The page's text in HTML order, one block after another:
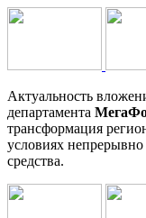
Актуальность
департамента
трансформация
условиях
средства.